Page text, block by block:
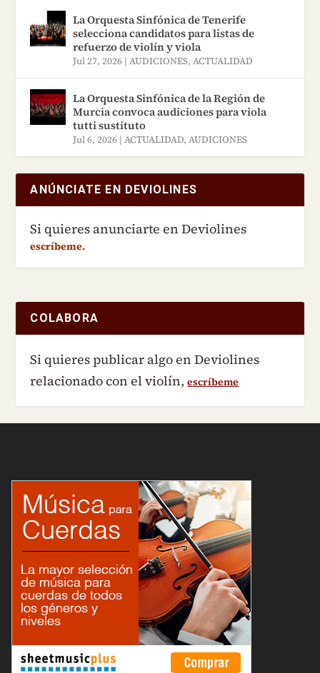
La Orquesta Sinfónica de Tenerife
selecciona candidatos para listas de
refuerzo de violín y viola
Jul 27, 2026 |AUDICIONES,ACTUALIDAD
La Orquesta Sinfónica de la Región de
Murcia convoca audiciones para viola
tutti sustituto
Jul 6, 2026 |ACTUALIDAD,AUDICIONES
ANÚNCIATE EN DEVIOLINES
Si quieres anunciarte en Deviolines
escríbeme.
COLABORA
Si quieres publicar algo en Deviolines
relacionado con el violín,escríbeme